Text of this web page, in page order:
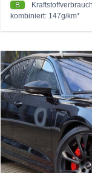
B
kombiniert: 147g/km*